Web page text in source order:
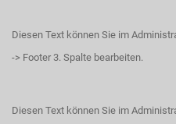
Diesen Text können Sie im
-> Footer 3. Spalte bearbeiten.
Diesen Text können Sie im